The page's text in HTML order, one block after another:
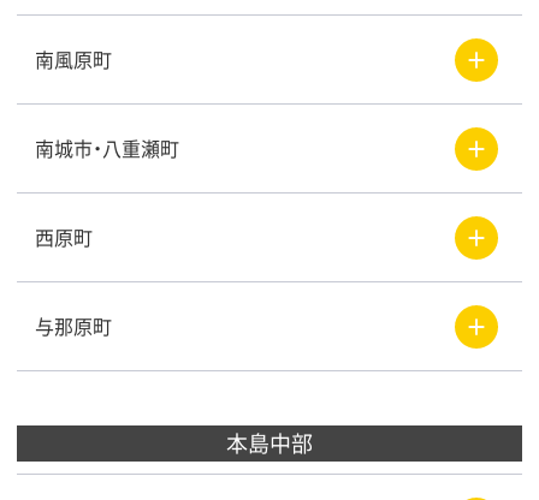
南風原町 ＋
南城市・八重瀬町 ＋
西原町 ＋
与那原町 ＋
本島中部